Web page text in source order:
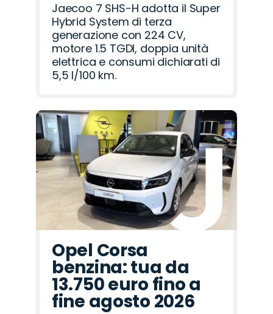
Jaecoo 7 SHS-H adotta il Super
Hybrid System di terza
generazione con 224 CV,
motore 1.5 TGDI, doppia unità
elettrica e consumi dichiarati di
5,5 l/100 km.
Opel Corsa
benzina: tua da
13.750 euro fino a
fine agosto 2026